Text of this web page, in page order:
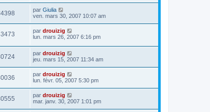
par Giulia
ven. mars 30, 2007 10:07 am
par drouizig
lun. mars 26, 2007 6:16 pm
par drouizig
jeu. mars 15, 2007 11:34 am
par drouizig
lun. févr. 05, 2007 5:30 pm
par drouizig
mar. janv. 30, 2007 1:01 pm